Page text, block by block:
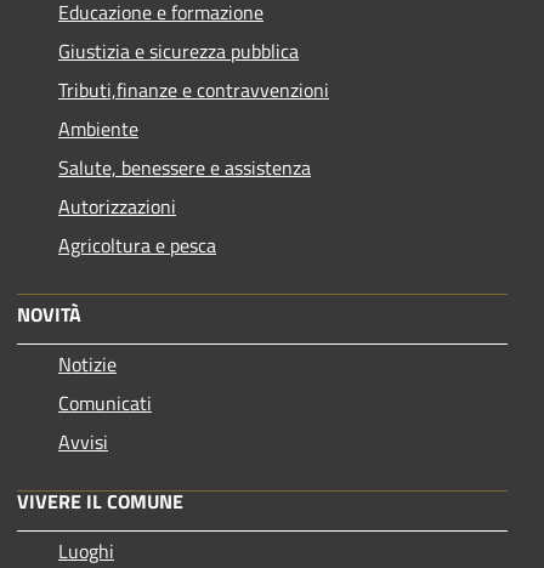
Educazione e formazione
Giustizia e sicurezza pubblica
Tributi,finanze e contravvenzioni
Ambiente
Salute, benessere e assistenza
Autorizzazioni
Agricoltura e pesca
NOVITÀ
Notizie
Comunicati
Avvisi
VIVERE IL COMUNE
Luoghi